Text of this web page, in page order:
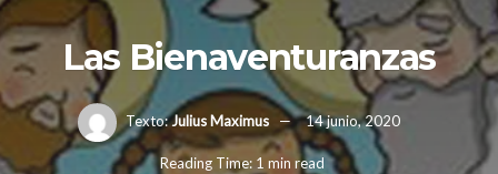
Las Bienaventuranzas
Texto:Julius Maximus 14 junio, 2020
Reading Time: 1 min read